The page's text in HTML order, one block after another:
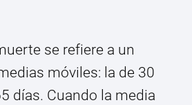
se refiere a un
móviles: la de 30
días. Cuando la media